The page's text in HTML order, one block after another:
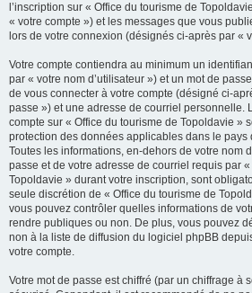
l’inscription sur « Office du tourisme de
« votre compte ») et les messages que vous
lors de votre connexion (désignés ci-après par «
Votre compte contiendra au minimum un
par « votre nom d’utilisateur ») et un mot de
de vous connecter à votre compte (désigné ci-
passe ») et une adresse de courriel personnelle.
compte sur « Office du tourisme de Topoldavie »
protection des données applicables dans le pays
Toutes les informations, en-dehors de votre nom
passe et de votre adresse de courriel requis par
Topoldavie » durant votre inscription, sont
seule discrétion de « Office du tourisme de
vous pouvez contrôler quelles informations de
rendre publiques ou non. De plus, vous pouvez
non à la liste de diffusion du logiciel phpBB
votre compte.
Votre mot de passe est chiffré (par un chiffrage à